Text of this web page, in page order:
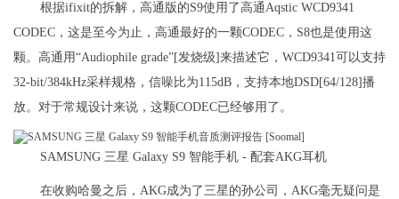
根据ifixit的拆解，高通版的S9使用了高通Aqstic WCD9341
CODEC，这是至今为止，高通最好的一颗CODEC，S8也是使用这
颗。高通用“Audiophile grade”[发烧级]来描述它，WCD9341可以支持
32-bit/384kHz采样规格，信噪比为115dB，支持本地DSD[64/128]播
放。对于常规设计来说，这颗CODEC已经够用了。
SAMSUNG 三星 Galaxy S9 智能手机 - 配套AKG耳机
在收购哈曼之后，AKG成为了三星的孙公司，AKG毫无疑问是